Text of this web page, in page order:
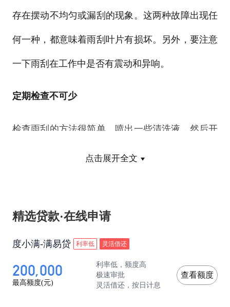
存在摆动不均匀或漏刮的现象。这两种故障出现任
何一种，都意味着雨刮叶片有损坏。另外，要注意
一下雨刮在工作中是否有震动和异响。
定期检查不可少
检查雨刮的方法很简单，喷出一些清洗液，然后开
动雨刮，留意它的动作是否流畅，留心听听是否有
之后，看看是否有水分留在挡风玻璃上，同时观察
一下是否会留下一些划痕，如果很明显地见到划痕
的话，就表示雨刮上的刮水胶条已经老化，应该更
点击展开全文
精选贷款·在线申请
度小满-满易贷 利率低 灵活借还
200,000
最高额度(元)
利率低，额度高
极速审批
灵活借还，按日计息
查看额度